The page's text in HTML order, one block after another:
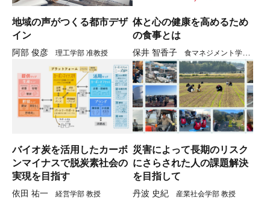
地域の声がつくる都市デザ
イン
阿部 俊彦 理工学部 准教授
体と心の健康を高めるため
の食事とは
保井 智香子
食マネジメント学部
教授
バイオ炭を活用したカーボ
ンマイナスで脱炭素社会の
実現を目指す
依田 祐一 経営学部 教授
災害によって長期のリスク
にさらされた人の課題解決
を目指して
丹波 史紀 産業社会学部 教授